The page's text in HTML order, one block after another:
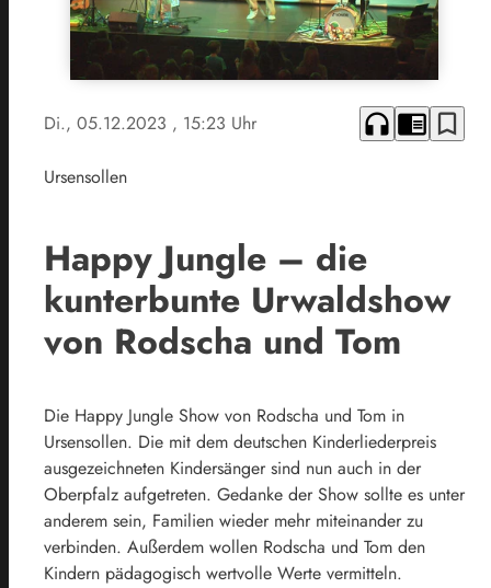
Di., 05.12.2023 , 15:23 Uhr headphones chrome_reader_mode bookmark_border
Ursensollen
Happy Jungle – die
kunterbunte Urwaldshow
von Rodscha und Tom
Die Happy Jungle Show von Rodscha und Tom in
Ursensollen. Die mit dem deutschen Kinderliederpreis
ausgezeichneten Kindersänger sind nun auch in der
Oberpfalz aufgetreten. Gedanke der Show sollte es unter
anderem sein, Familien wieder mehr miteinander zu
verbinden. Außerdem wollen Rodscha und Tom den
Kindern pädagogisch wertvolle Werte vermitteln.